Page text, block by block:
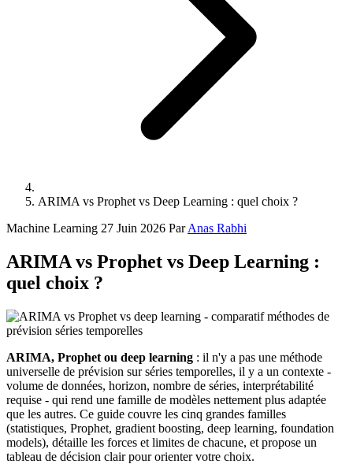
ARIMA vs Prophet vs Deep Learning : quel choix ?
Machine Learning 27 Juin 2026 ParAnas Rabhi
ARIMA vs Prophet vs Deep Learning :
quel choix ?
ARIMA, Prophet ou deep learning : il n'y a pas une méthode
universelle de prévision sur séries temporelles, il y a un contexte -
volume de données, horizon, nombre de séries, interprétabilité
requise - qui rend une famille de modèles nettement plus adaptée
que les autres. Ce guide couvre les cinq grandes familles
(statistiques, Prophet, gradient boosting, deep learning, foundation
models), détaille les forces et limites de chacune, et propose un
tableau de décision clair pour orienter votre choix.